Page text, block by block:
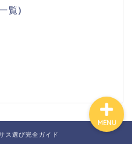
覧)
選び完全ガイド
MENU